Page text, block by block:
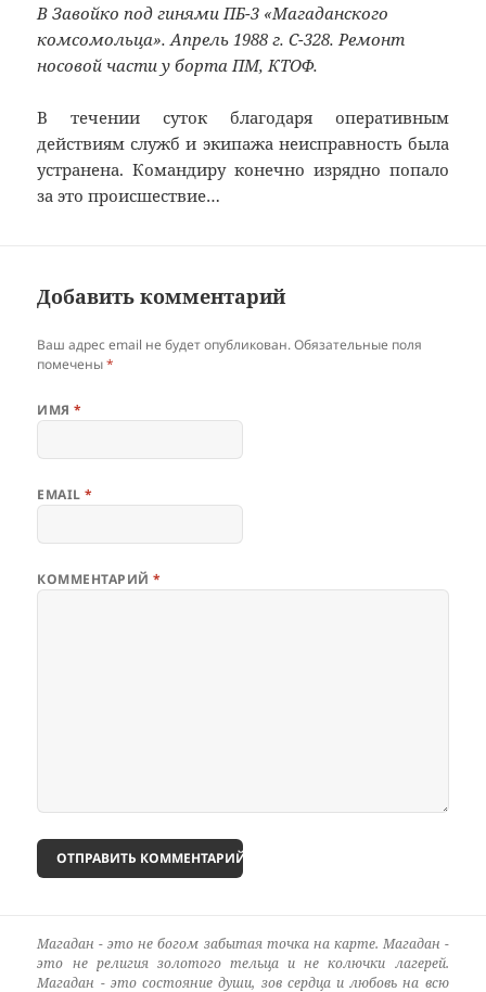
В Завойко под гинями ПБ-3 «Магаданского
комсомольца». Апрель 1988 г. C-328. Ремонт
носовой части у борта ПМ, КТОФ.
В течении суток благодаря оперативным
действиям служб и экипажа неисправность была
устранена. Командиру конечно изрядно попало
за это происшествие…
Добавить комментарий
Ваш адрес email не будет опубликован. Обязательные поля
помечены*
ИМЯ*
EMAIL*
КОММЕНТАРИЙ*
Магадан - это не богом забытая точка на карте. Магадан -
это не религия золотого тельца и не колючки лагерей.
Магадан - это состояние души, зов сердца и любовь на всю